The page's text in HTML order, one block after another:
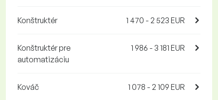
Konštruktér 1 470 - 2 523 EUR
Konštruktér pre
automatizáciu
1 986 - 3 181 EUR
Kováč 1 078 - 2 109 EUR